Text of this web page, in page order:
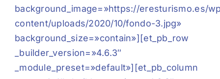
Jornadas de Turismo
background_image=»https://eresturismo.es/
content/uploads/2020/10/fondo-3.jpg»
background_size=»contain»][et_pb_row
_builder_version=»4.6.3″
_module_preset=»default»][et_pb_column